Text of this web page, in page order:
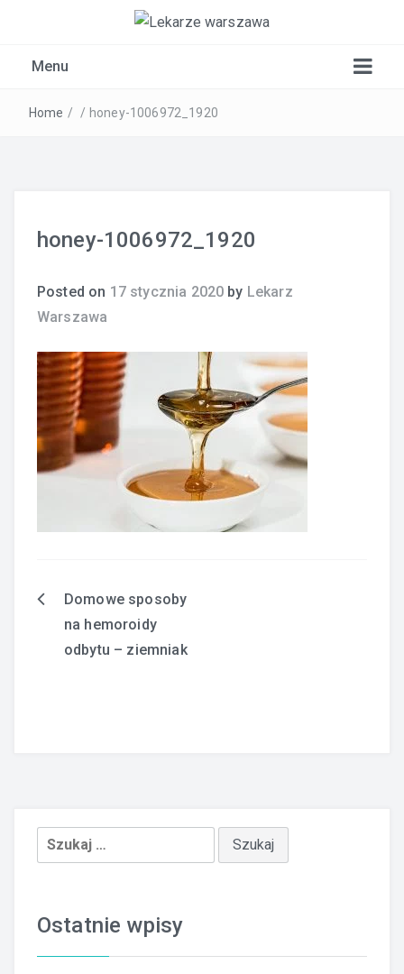
Menu
Home / / honey-1006972_1920
honey-1006972_1920
Posted on 17 stycznia 2020 by Lekarz
Warszawa
Nawigacja
wpisu
Domowe sposoby
na hemoroidy
odbytu – ziemniak
Szukaj:
Ostatnie wpisy